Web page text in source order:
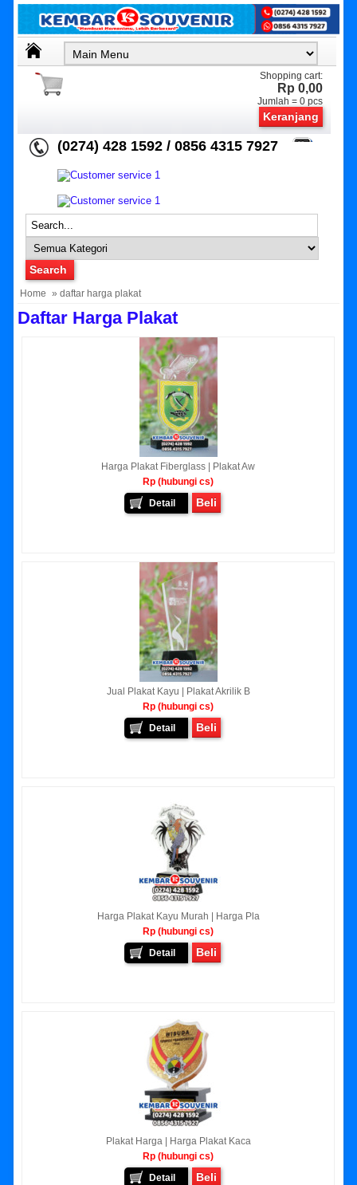
Shopping cart:
Rp 0,00
Jumlah =0 pcs
Keranjang
(0274) 428 1592 / 0856 4315 7927
Home » daftar harga plakat
Daftar Harga Plakat
Harga Plakat Fiberglass | Plakat Aw
Rp (hubungi cs)
Detail
Beli
Jual Plakat Kayu | Plakat Akrilik B
Rp (hubungi cs)
Detail
Beli
Harga Plakat Kayu Murah | Harga Pla
Rp (hubungi cs)
Detail
Beli
Plakat Harga | Harga Plakat Kaca
Rp (hubungi cs)
Detail
Beli